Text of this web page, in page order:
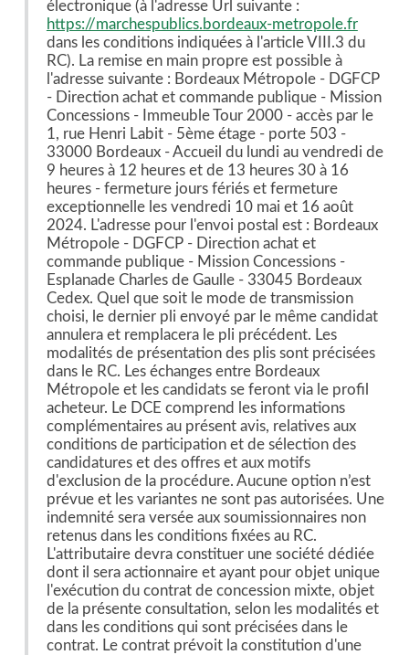
électronique (à l'adresse Url suivante :
https://marchespublics.bordeaux-metropole.fr
dans les conditions indiquées à l'article VIII.3 du
RC). La remise en main propre est possible à
l'adresse suivante : Bordeaux Métropole - DGFCP
- Direction achat et commande publique - Mission
Concessions - Immeuble Tour 2000 - accès par le
1, rue Henri Labit - 5ème étage - porte 503 -
33000 Bordeaux - Accueil du lundi au vendredi de
9 heures à 12 heures et de 13 heures 30 à 16
heures - fermeture jours fériés et fermeture
exceptionnelle les vendredi 10 mai et 16 août
2024. L'adresse pour l'envoi postal est : Bordeaux
Métropole - DGFCP - Direction achat et
commande publique - Mission Concessions -
Esplanade Charles de Gaulle - 33045 Bordeaux
Cedex. Quel que soit le mode de transmission
choisi, le dernier pli envoyé par le même candidat
annulera et remplacera le pli précédent. Les
modalités de présentation des plis sont précisées
dans le RC. Les échanges entre Bordeaux
Métropole et les candidats se feront via le profil
acheteur. Le DCE comprend les informations
complémentaires au présent avis, relatives aux
conditions de participation et de sélection des
candidatures et des offres et aux motifs
d'exclusion de la procédure. Aucune option n’est
prévue et les variantes ne sont pas autorisées. Une
indemnité sera versée aux soumissionnaires non
retenus dans les conditions fixées au RC.
L'attributaire devra constituer une société dédiée
dont il sera actionnaire et ayant pour objet unique
l'exécution du contrat de concession mixte, objet
de la présente consultation, selon les modalités et
dans les conditions qui sont précisées dans le
contrat. Le contrat prévoit la constitution d'une